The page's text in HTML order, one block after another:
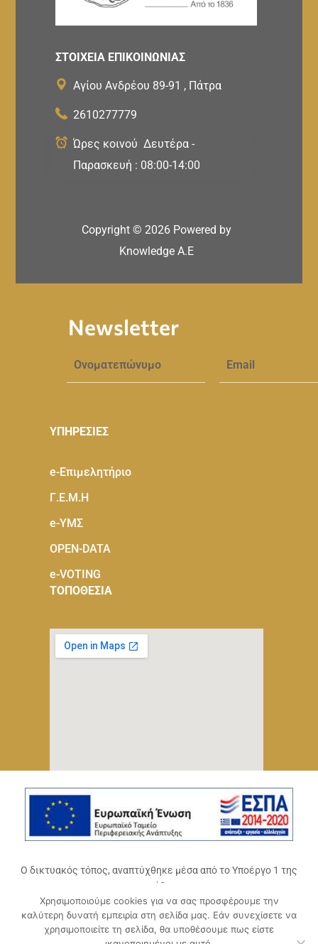
ΣΤΟΙΧΕΙΑ ΕΠΙΚΟΙΝΩΝΙΑΣ
Αγίου Ανδρέου 89-91 , Πάτρα
2610277779
Ώρες κοινού Δευτέρα -
Παρασκευή : 08:00-14:00
Copyright © 2026 Powered by
Knowledge A.E
Newsletter
ΥΠΗΡΕΣΙΕΣ
e-Eπιμελητήριο
Γ.Ε.Μ.Η
e-ΥΜΣ
OPEN-DATA
e-VOTING
ΤΟΠΟΘΕΣΙΑ
Ο δικτυακός τόπος, αναπτύχθηκε μέσα από το Υποέργο 1 της
πράξης
«Ψηφιακό Οικοσύστημα Επιχειρηματικότητας του
Επιμελητηρίου Αχαΐας» (ΟΠΣ 5045300),
Επιχειρησιακό Πρόγραμμα «Δυτική Ελλάδα 2014-2020».
Χρησιμοποιούμε cookies για να σας προσφέρουμε την
καλύτερη δυνατή εμπειρία στη σελίδα μας. Εάν συνεχίσετε να
χρησιμοποιείτε τη σελίδα, θα υποθέσουμε πως είστε